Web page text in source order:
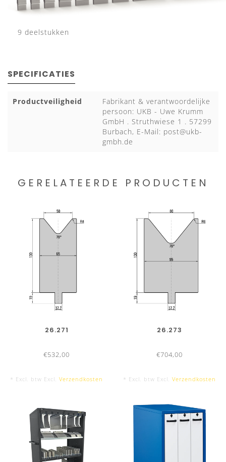
9 deelstukken
SPECIFICATIES
Productveiligheid
Fabrikant & verantwoordelijke
persoon: UKB - Uwe Krumm
GmbH . Struthwiese 1 . 57299
Burbach, E-Mail: post@ukb-
gmbh.de
GERELATEERDE PRODUCTEN
26.271
€532,00
* Excl. btw Excl. Verzendkosten
26.273
€704,00
* Excl. btw Excl. Verzendkosten